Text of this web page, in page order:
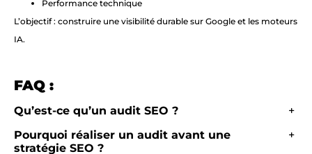
Performance technique
L’objectif : construire une visibilité durable sur Google et les moteurs
IA.
FAQ :
Qu’est-ce qu’un audit SEO ?
+
Pourquoi réaliser un audit avant une
stratégie SEO ?
+